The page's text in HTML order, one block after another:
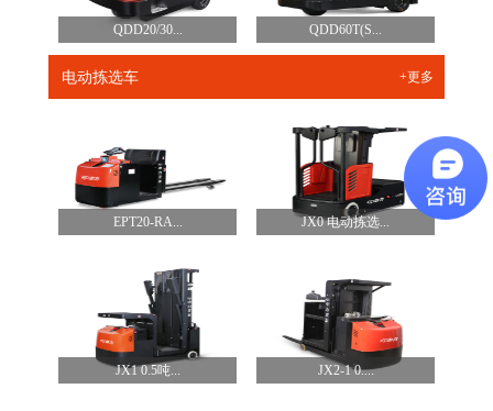
QDD20/30... QDD60T(S...
电动拣选车 +更多
EPT20-RA... JX0 电动拣选...
JX1 0.5吨... JX2-1 0....